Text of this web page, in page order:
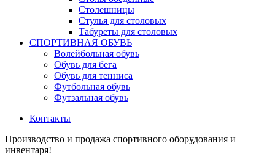
Столешницы
Стулья для столовых
Табуреты для столовых
СПОРТИВНАЯ ОБУВЬ
Волейбольная обувь
Обувь для бега
Обувь для тенниса
Футбольная обувь
Футзальная обувь
Контакты
Производство и продажа спортивного оборудования и
инвентаря!